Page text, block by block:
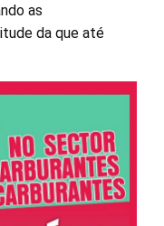
as
da que até